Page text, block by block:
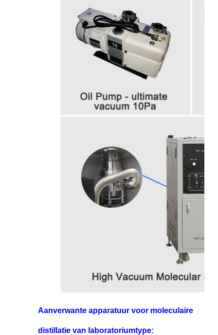
Aanverwante apparatuur voor moleculaire
distillatie van laboratoriumtype: